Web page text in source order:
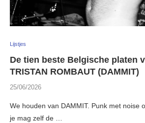
Lijstjes
De tien beste Belgische platen
TRISTAN ROMBAUT (DAMMIT)
25/06/2026
We houden van DAMMIT. Punk met noise
je mag zelf de …